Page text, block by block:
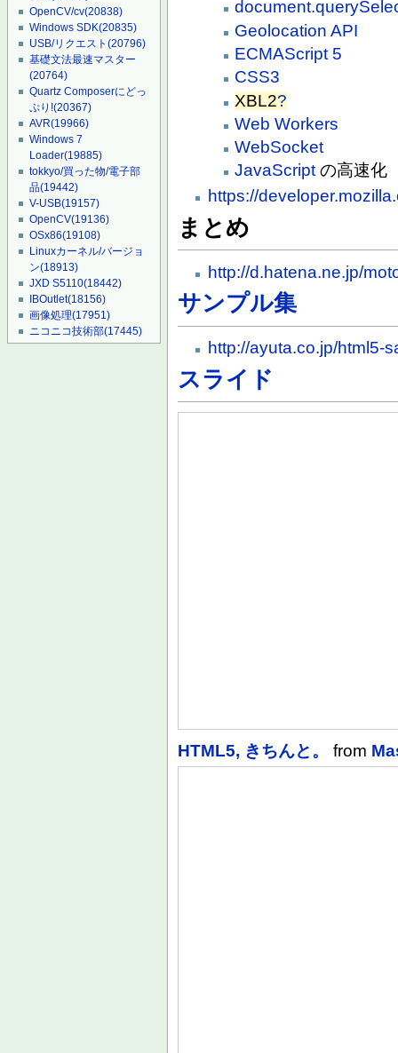
OpenCV/cv(20838)
Windows SDK(20835)
USB/リクエスト(20796)
基礎文法最速マスター
(20764)
Quartz Composerにどっ
ぷり!(20367)
AVR(19966)
Windows 7
Loader(19885)
tokkyo/買った物/電子部
品(19442)
V-USB(19157)
OpenCV(19136)
OSx86(19108)
Linuxカーネル/バージョ
ン(18913)
JXD S5110(18442)
IBOutlet(18156)
画像処理(17951)
ニコニコ技術部(17445)
Geolocation API
ECMAScript 5
CSS3
XBL2?
Web Workers
WebSocket
JavaScriptの高速化
https://
まとめ
http://d.hatena.ne.jp/
サンプル集
http://ayuta.co.jp/html5-
スライド
HTML5, きちんと。 from